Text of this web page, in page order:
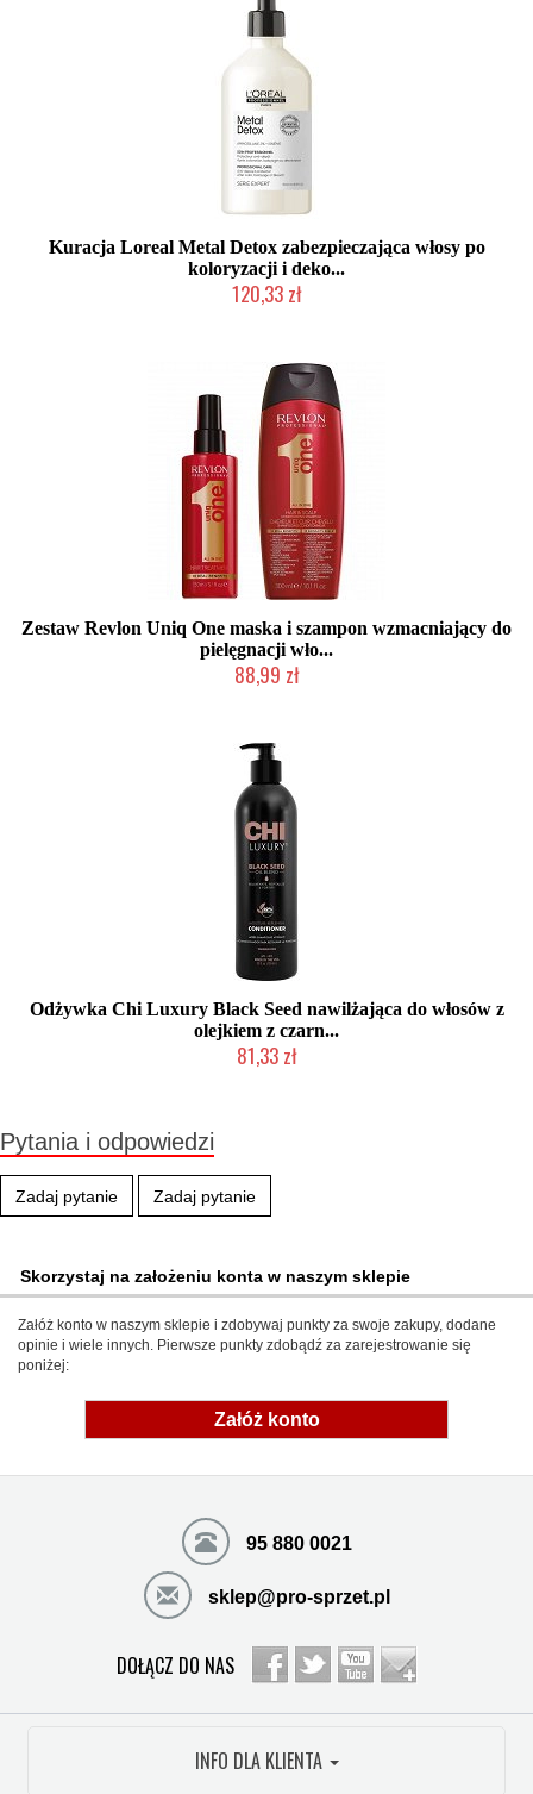
Kuracja Loreal Metal Detox zabezpieczająca włosy po
koloryzacji i deko...
120,33 zł
Zestaw Revlon Uniq One maska i szampon wzmacniający do
pielęgnacji wło...
88,99 zł
Odżywka Chi Luxury Black Seed nawilżająca do włosów z
olejkiem z czarn...
81,33 zł
Pytania i odpowiedzi
Zadaj pytanie Zadaj pytanie
Skorzystaj na założeniu konta w naszym sklepie
Załóż konto w naszym sklepie i zdobywaj punkty za swoje zakupy, dodane
opinie i wiele innych. Pierwsze punkty zdobądź za zarejestrowanie się
poniżej:
Załóż konto
95 880 0021
sklep@pro-sprzet.pl
DOŁĄCZ DO NAS
INFO DLA KLIENTA